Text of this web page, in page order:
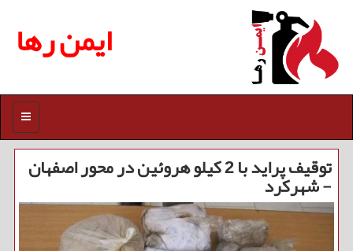
ایمن رها
منو
توقیف پراید با 2 كیلو هروئین در محور اصفهان
- شهركرد